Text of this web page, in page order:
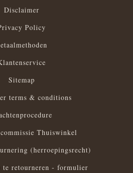
Disclaimer
Policy
Sitemap
terms & conditions
Thuiswinkel
(herroepingsrecht)
te retourneren - formulier